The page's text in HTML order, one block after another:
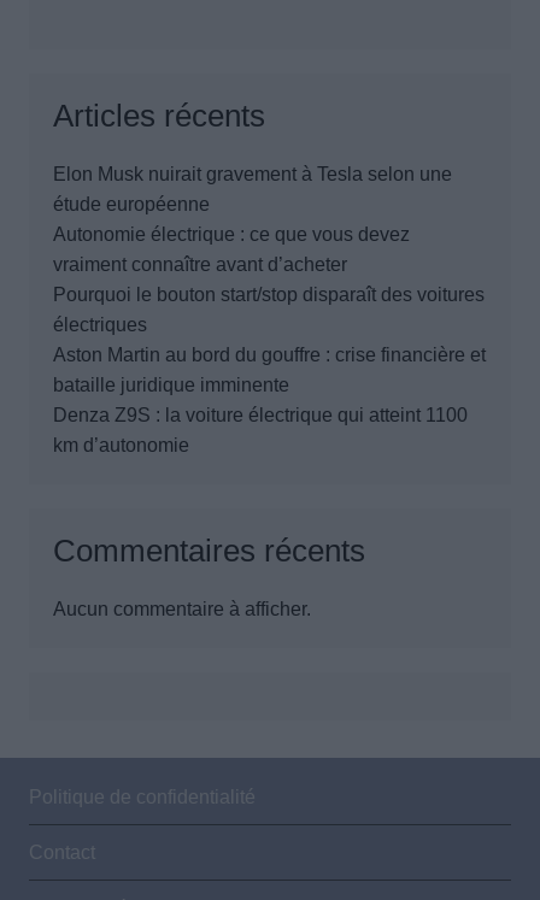
Articles récents
Elon Musk nuirait gravement à Tesla selon une
étude européenne
Autonomie électrique : ce que vous devez
vraiment connaître avant d’acheter
Pourquoi le bouton start/stop disparaît des voitures
électriques
Aston Martin au bord du gouffre : crise financière et
bataille juridique imminente
Denza Z9S : la voiture électrique qui atteint 1100
km d’autonomie
Commentaires récents
Aucun commentaire à afficher.
Politique de confidentialité
Contact